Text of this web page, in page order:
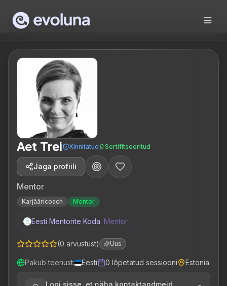
Aet Trei Kinnitatud Sertifitseeritud
Jaga profiili
Mentor
Karjääricoach Mentor
Eesti Mentorite Koda· Mentor
(0 arvustust) Uus
Pakub teenust: Eesti 0 lõpetatud sessiooni Estonia
Logi sisse, et näha kontaktandmeid